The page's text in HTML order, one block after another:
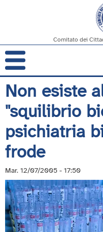
Salta
al
contenuto
principale
Comitato dei
Navigazione
principale
Non esiste
"squilibrio
psichiatria
frode
Mar. 12/07/2005 - 17:50